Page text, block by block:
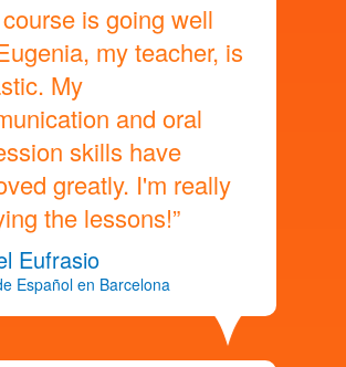
course is going well
my teacher, is
My
and oral
skills have
greatly. I'm really
the lessons!”
Eufrasio
Español en Barcelona